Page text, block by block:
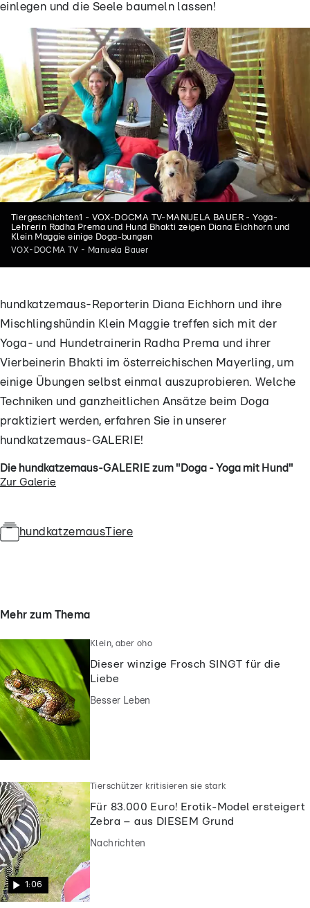
einlegen und die Seele baumeln lassen!
Tiergeschichten1 - VOX-DOCMA TV-MANUELA BAUER - Yoga-
Lehrerin Radha Prema und Hund Bhakti zeigen Diana Eichhorn und
Klein Maggie einige Doga-bungen
VOX-DOCMA TV - Manuela Bauer
hundkatzemaus-Reporterin Diana Eichhorn und ihre
Mischlingshündin Klein Maggie treffen sich mit der
Yoga- und Hundetrainerin Radha Prema und ihrer
Vierbeinerin Bhakti im österreichischen Mayerling, um
einige Übungen selbst einmal auszuprobieren. Welche
Techniken und ganzheitlichen Ansätze beim Doga
praktiziert werden, erfahren Sie in unserer
hundkatzemaus-GALERIE!
Die hundkatzemaus-GALERIE zum "Doga - Yoga mit Hund"
Zur Galerie
hundkatzemausTiere
Mehr zum Thema
Klein, aber oho
Dieser winzige Frosch SINGT für die
Liebe
Besser Leben
1:06
Tierschützer kritisieren sie stark
Für 83.000 Euro! Erotik-Model ersteigert
Zebra – aus DIESEM Grund
Nachrichten